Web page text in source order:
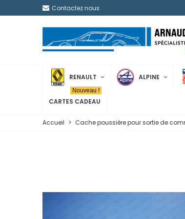
Contactez nous
RENAULT ALPINE
CARTES CADEAU
Nouveau !
Accueil > Cache poussière pour sortie de